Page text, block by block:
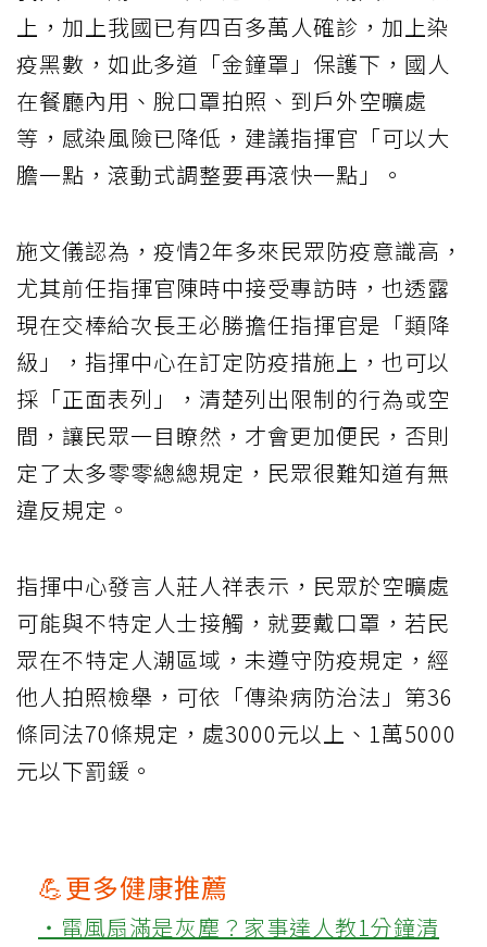
上，加上我國已有四百多萬人確診，加上染
疫黑數，如此多道「金鐘罩」保護下，國人
在餐廳內用、脫口罩拍照、到戶外空曠處
等，感染風險已降低，建議指揮官「可以大
膽一點，滾動式調整要再滾快一點」。
施文儀認為，疫情2年多來民眾防疫意識高，
尤其前任指揮官陳時中接受專訪時，也透露
現在交棒給次長王必勝擔任指揮官是「類降
級」，指揮中心在訂定防疫措施上，也可以
採「正面表列」，清楚列出限制的行為或空
間，讓民眾一目瞭然，才會更加便民，否則
定了太多零零總總規定，民眾很難知道有無
違反規定。
指揮中心發言人莊人祥表示，民眾於空曠處
可能與不特定人士接觸，就要戴口罩，若民
眾在不特定人潮區域，未遵守防疫規定，經
他人拍照檢舉，可依「傳染病防治法」第36
條同法70條規定，處3000元以上、1萬5000
元以下罰鍰。
💪更多健康推薦
‧電風扇滿是灰塵？家事達人教1分鐘清